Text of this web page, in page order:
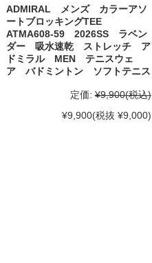
ADMIRAL メンズ カラーアソ
ートブロッキングTEE
ATMA608-59 2026SS ラベン
ダー 吸水速乾 ストレッチ ア
ドミラル MEN テニスウェ
ア バドミントン ソフトテニス
定価: ¥9,900(税込)
¥9,900(税抜 ¥9,000)